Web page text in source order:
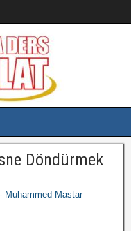
Döndürmek
Muhammed Mastar